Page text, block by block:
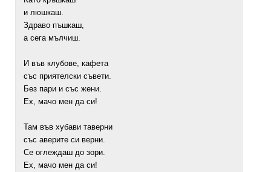
и люшкаш.
Здраво пъшкаш,
а сега мълчиш.
И във клубове, кафета
със приятелски съвети.
Без пари и със жени.
Ех, мачо мен да си!
Там във хубави таверни
със аверите си верни.
Се оглеждаш до зори.
Ех, мачо мен да си!